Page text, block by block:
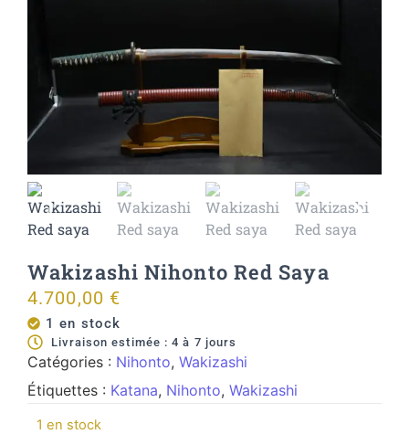
Wakizashi Nihonto Red Saya
4.700,00 €
1 en stock
Livraison estimée : 4 à 7 jours
Catégories : Nihonto, Wakizashi
Étiquettes : Katana, Nihonto, Wakizashi
1 en stock